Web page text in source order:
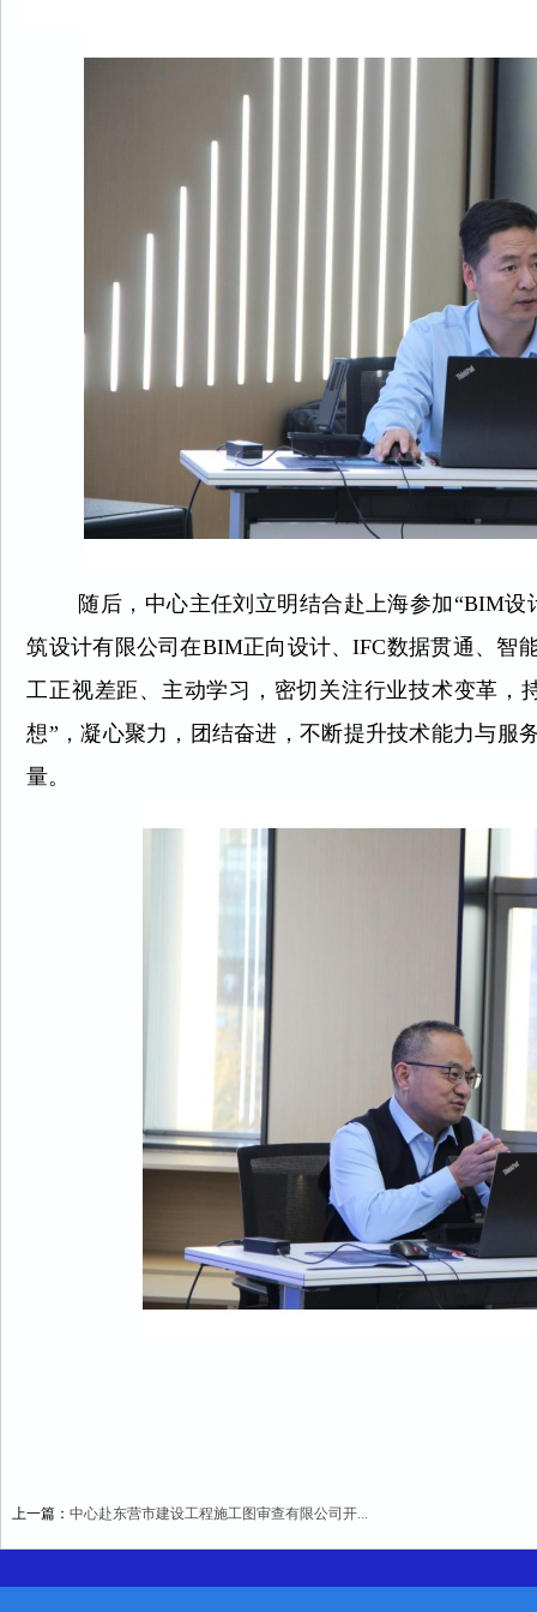
随后，中心主任刘立明结合赴上海参加“BIM
筑设计有限公司在BIM正向设计、IFC数据贯通、智
工正视差距、主动学习，密切关注行业技术变革，
想”，凝心聚力，团结奋进，不断提升技术能力与服
量。
上一篇： 中心赴东营市建设工程施工图审查有限公司开...